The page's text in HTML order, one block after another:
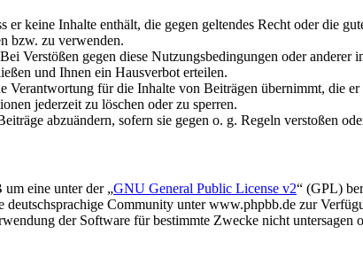
er keine Inhalte enthält, die gegen geltendes Recht oder die
bzw. zu verwenden.
Verstößen gegen diese Nutzungsbedingungen oder
und Ihnen ein Hausverbot erteilen.
Verantwortung für die Inhalte von Beiträgen übernimmt, die
jederzeit zu löschen oder zu sperren.
abzuändern, sofern sie gegen o. g. Regeln verstoßen
um eine unter der „GNU General Public License v2“ (GPL)
deutschsprachige Community unter www.phpbb.de zur
der Software für bestimmte Zwecke nicht untersagen